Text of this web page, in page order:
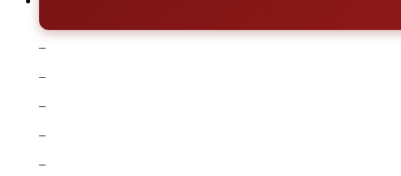
–
–
–
–
–